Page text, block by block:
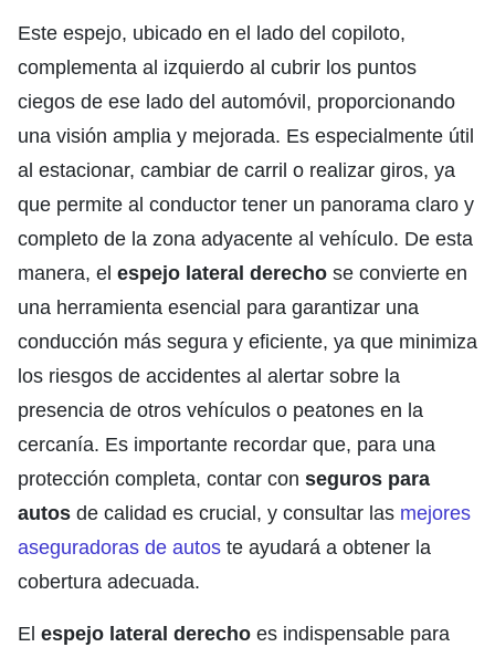
Este espejo, ubicado en el lado del copiloto,
complementa al izquierdo al cubrir los puntos
ciegos de ese lado del automóvil, proporcionando
una visión amplia y mejorada. Es especialmente útil
al estacionar, cambiar de carril o realizar giros, ya
que permite al conductor tener un panorama claro y
completo de la zona adyacente al vehículo. De esta
manera, el espejo lateral derecho se convierte en
una herramienta esencial para garantizar una
conducción más segura y eficiente, ya que minimiza
los riesgos de accidentes al alertar sobre la
presencia de otros vehículos o peatones en la
cercanía. Es importante recordar que, para una
protección completa, contar con seguros para
autos de calidad es crucial, y consultar las mejores
aseguradoras de autos te ayudará a obtener la
cobertura adecuada.
El espejo lateral derecho es indispensable para